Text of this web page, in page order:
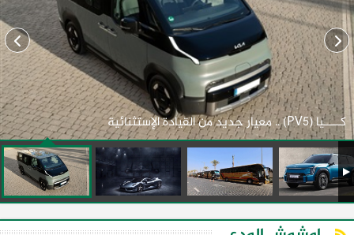
كـــــيا (PV5) .. معيار جديد من القيادة الإستثنائية